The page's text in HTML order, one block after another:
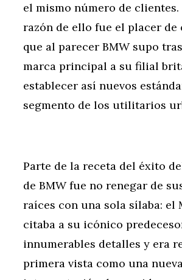
el mismo número de
razón de ello fue el placer de
que al parecer BMW supo
marca principal a su filial
establecer así nuevos
segmento de los utilitarios
Parte de la receta del éxito
de BMW fue no renegar de
raíces con una sola sílaba: el
citaba a su icónico
innumerables detalles y era
primera vista como una